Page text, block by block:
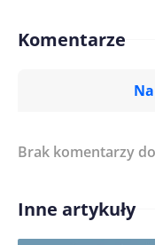
Komentarze
Treść komentarza*
Imię/ Nick*
Brak komentarzy
Inne artykuły